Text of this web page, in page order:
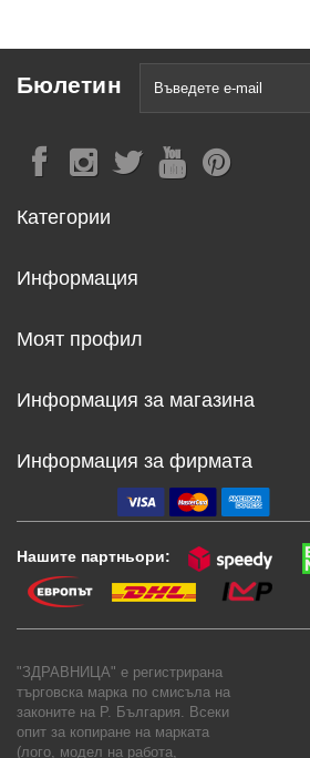
Бюлетин
Категории
Информация
Моят профил
Информация за магазина
Информация за фирмата
Нашите партньори:
"ЗДРАВНИЦА" е регистрирана
търговска марка по смисъла на
законите на Р. България. Всеки
опит за копиране на марката
(лого, модел на работа,